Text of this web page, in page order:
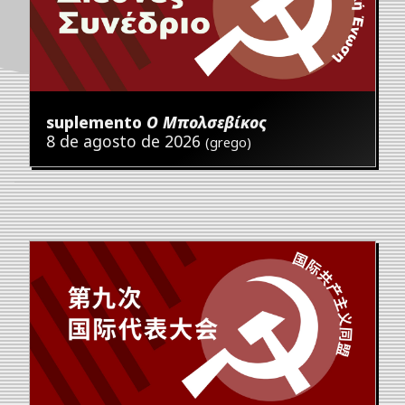
suplemento Ο Μπολσεβίκος
8 de agosto de 2026 (grego)